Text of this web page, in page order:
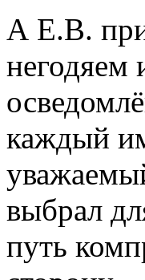
А Е.В.
негодяем
каждый
выбрал
путь